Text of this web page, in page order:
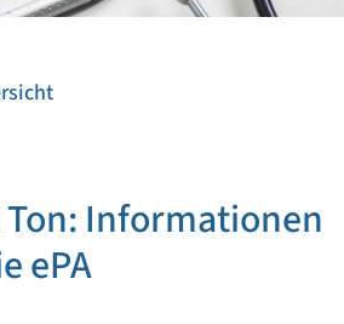
Informationen
ePA